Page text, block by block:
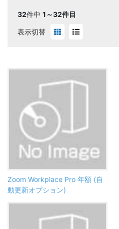
32件中 1～32件目
表示切替
Zoom Workplace Pro 年額 (自
動更新オプション)